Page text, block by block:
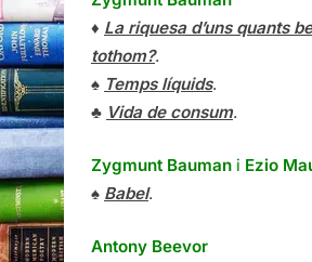
♦ La riquesa d’uns quants
tothom?.
♠ Temps líquids.
♣ Vida de consum.
Zygmunt Bauman i Ezio
♠ Babel.
Antony Beevor